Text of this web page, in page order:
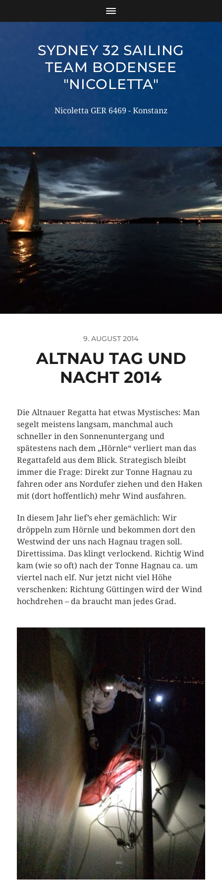
SYDNEY 32 SAILING
TEAM BODENSEE
"NICOLETTA"
Nicoletta GER 6469 - Konstanz
9. AUGUST 2014
ALTNAU TAG UND
NACHT 2014
Die Altnauer Regatta hat etwas Mystisches: Man
segelt meistens langsam, manchmal auch
schneller in den Sonnenuntergang und
spätestens nach dem „Hörnle“ verliert man das
Regattafeld aus dem Blick. Strategisch bleibt
immer die Frage: Direkt zur Tonne Hagnau zu
fahren oder ans Nordufer ziehen und den Haken
mit (dort hoffentlich) mehr Wind ausfahren.
In diesem Jahr lief’s eher gemächlich: Wir
dröppeln zum Hörnle und bekommen dort den
Westwind der uns nach Hagnau tragen soll.
Direttissima. Das klingt verlockend. Richtig Wind
kam (wie so oft) nach der Tonne Hagnau ca. um
viertel nach elf. Nur jetzt nicht viel Höhe
verschenken: Richtung Güttingen wird der Wind
hochdrehen – da braucht man jedes Grad.